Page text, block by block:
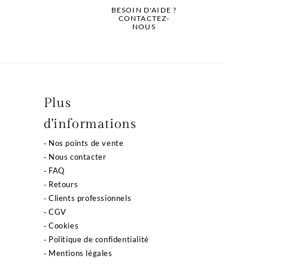
BESOIN D'AIDE ?
CONTACTEZ-
NOUS
Plus
d'informations
Nos points de vente
Nous contacter
FAQ
Retours
Clients professionnels
CGV
Cookies
Politique de confidentialité
Mentions légales